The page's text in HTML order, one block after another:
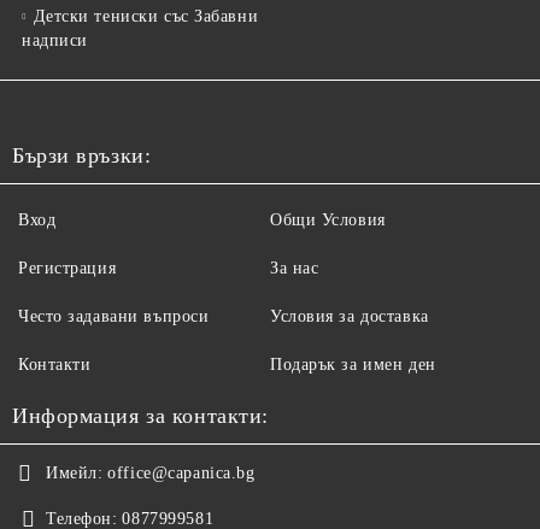
Детски тениски със Забавни
надписи
Бързи връзки:
Вход
Регистрация
Често задавани въпроси
Контакти
Общи Условия
За нас
Условия за доставка
Подарък за имен ден
Информация за контакти:
Имейл: office@capanica.bg
Телефон: 0877999581